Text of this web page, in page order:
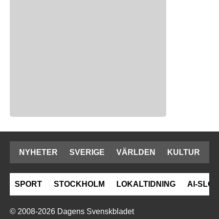
NYHETER SVERIGE VÄRLDEN KULTUR
SPORT STOCKHOLM LOKALTIDNING AI-SLOP
© 2008-2026 Dagens Svenskbladet